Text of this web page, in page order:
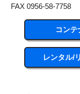
FAX 0956-58-7758
コンテ
レンタル/